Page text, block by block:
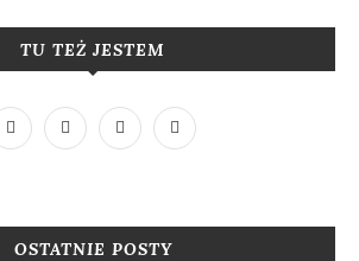
TU TEŻ JESTEM
OSTATNIE POSTY